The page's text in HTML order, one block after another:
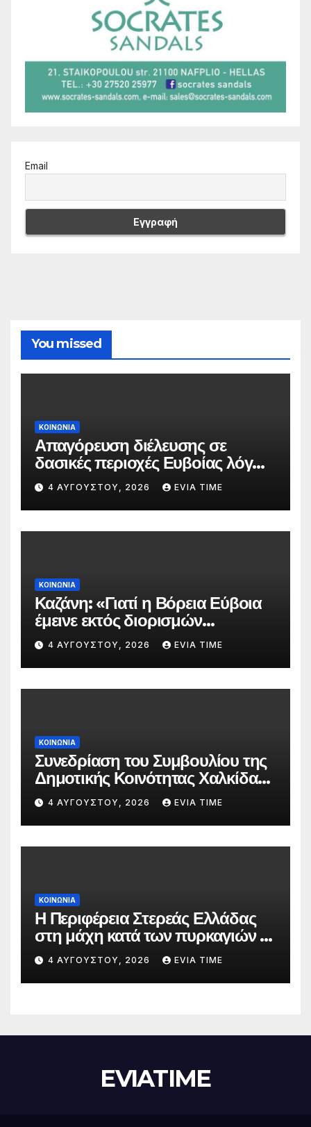
Email
You missed
ΚΟΙΝΩΝΙΑ
Απαγόρευση διέλευσης σε
δασικές περιοχές Ευβοίας λόγω
πολύ υψηλού κινδύνου
πυρκαγιάς
4 ΑΥΓΟΎΣΤΟΥ, 2026 EVIA TIME
ΚΟΙΝΩΝΙΑ
Καζάνη: «Γιατί η Βόρεια Εύβοια
έμεινε εκτός διορισμών
δασκάλων;»
4 ΑΥΓΟΎΣΤΟΥ, 2026 EVIA TIME
ΚΟΙΝΩΝΙΑ
Συνεδρίαση του Συμβουλίου της
Δημοτικής Κοινότητας Χαλκίδας
την 5 Αυγούστου
4 ΑΥΓΟΎΣΤΟΥ, 2026 EVIA TIME
ΚΟΙΝΩΝΙΑ
Η Περιφέρεια Στερεάς Ελλάδας
στη μάχη κατά των πυρκαγιών –
Δράσεις και στήριξη σε πέντε
περιφερειακές ενότητες
4 ΑΥΓΟΎΣΤΟΥ, 2026 EVIA TIME
EVIATIME